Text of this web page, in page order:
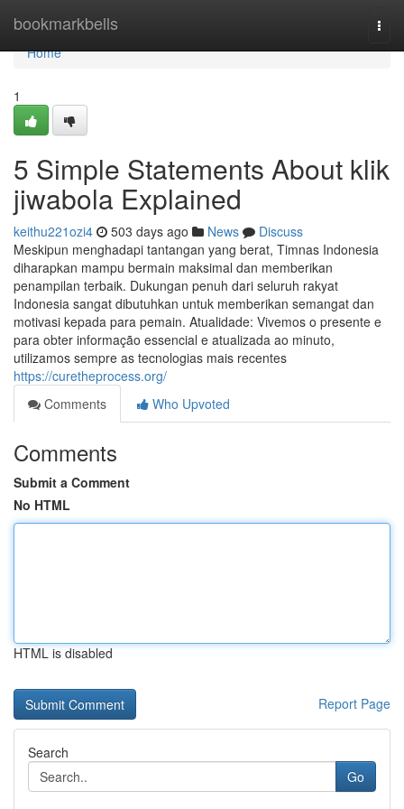
bookmarkbells
Home
Home
1
5 Simple Statements About klik
jiwabola Explained
keithu221ozi4 503 days ago News
Discuss
Meskipun menghadapi tantangan yang berat, Timnas Indonesia
diharapkan mampu bermain maksimal dan memberikan
penampilan terbaik. Dukungan penuh dari seluruh rakyat
Indonesia sangat dibutuhkan untuk memberikan semangat dan
motivasi kepada para pemain. Atualidade: Vivemos o presente e
para obter informação essencial e atualizada ao minuto,
utilizamos sempre as tecnologias mais recentes
https://curetheprocess.org/
Comments
Who Upvoted
Comments
Submit a Comment
No HTML
HTML is disabled
Report Page
Search
Go